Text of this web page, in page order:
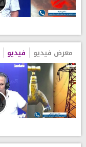
معرض فيديو فيديو